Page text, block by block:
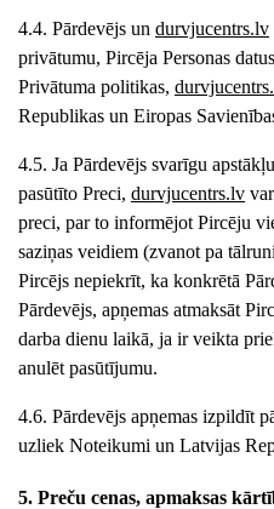
4.4. Pārdevējs un durvjucentrs.lv
privātumu, Pircēja Personas
Privātuma politikas, durvjucentrs
Republikas un Eiropas
4.5. Ja Pārdevējs svarīgu
pasūtīto Preci, durvjucentrs.lv
preci, par to informējot Pircēju
saziņas veidiem (zvanot pa
Pircējs nepiekrīt, ka konkrētā
Pārdevējs, apņemas atmaksāt
darba dienu laikā, ja ir veikta
anulēt pasūtījumu.
4.6. Pārdevējs apņemas izpildīt
uzliek Noteikumi un Latvijas
5. Preču cenas, apmaksas